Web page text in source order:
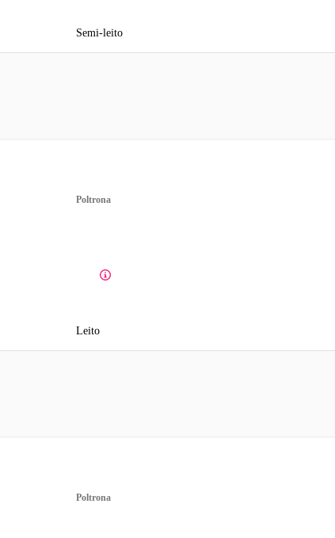
Semi-leito
Poltrona
Leito
Poltrona